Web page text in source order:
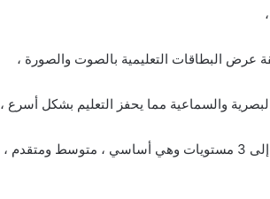
عرض البطاقات التعليمية بالصوت والصورة ،
والسماعية مما يحفز التعليم بشكل أسرع ،